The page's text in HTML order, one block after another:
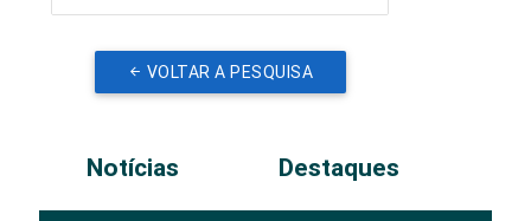
VOLTAR A PESQUISA
Notícias Destaques